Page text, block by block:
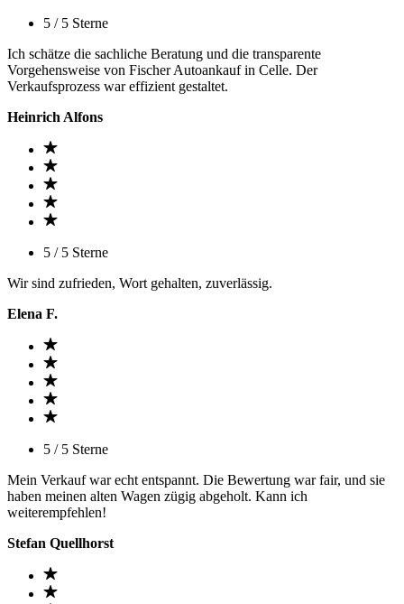
5 / 5 Sterne
Ich schätze die sachliche Beratung und die transparente
Vorgehensweise von Fischer Autoankauf in Celle. Der
Verkaufsprozess war effizient gestaltet.
Heinrich Alfons
5 / 5 Sterne
Wir sind zufrieden, Wort gehalten, zuverlässig.
Elena F.
5 / 5 Sterne
Mein Verkauf war echt entspannt. Die Bewertung war fair, und sie
haben meinen alten Wagen zügig abgeholt. Kann ich
weiterempfehlen!
Stefan Quellhorst